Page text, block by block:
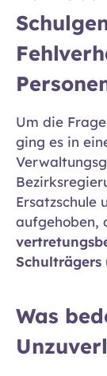
Um die
ging es in
Ersatzschule
aufgehoben,
Schulträgers
Was